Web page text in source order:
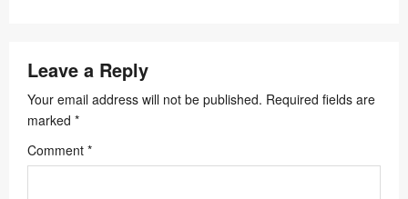
a
t
i
o
n
Leave a Reply
Your email address will not be published. Required fields are
marked *
Comment *